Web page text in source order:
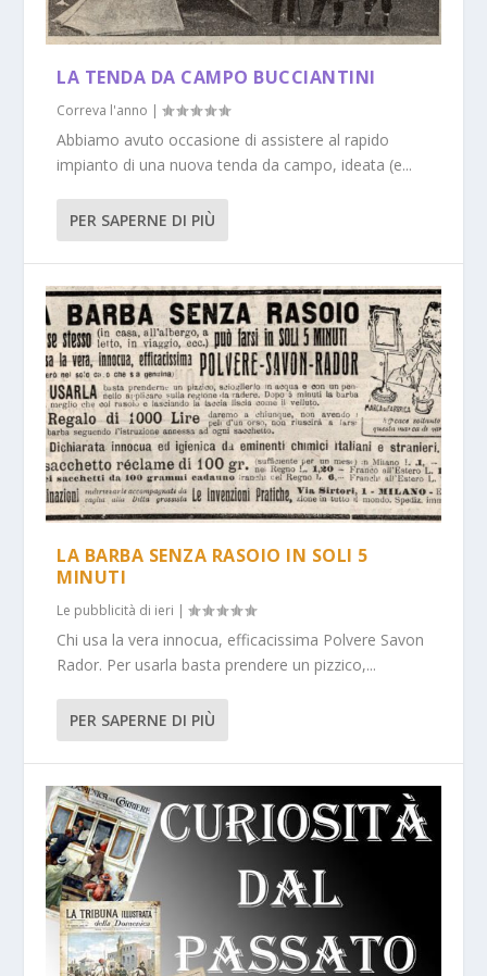
LA TENDA DA CAMPO BUCCIANTINI
Correva l'anno |
Abbiamo avuto occasione di assistere al rapido
impianto di una nuova tenda da campo, ideata (e...
PER SAPERNE DI PIÙ
LA BARBA SENZA RASOIO IN SOLI 5
MINUTI
Le pubblicità di ieri |
Chi usa la vera innocua, efficacissima Polvere Savon
Rador. Per usarla basta prendere un pizzico,...
PER SAPERNE DI PIÙ